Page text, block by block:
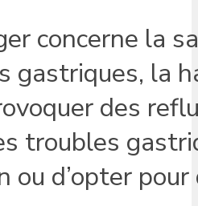
concerne la
gastriques, la
des
troubles
ou d’opter